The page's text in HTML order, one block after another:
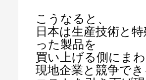
こうなると、
日本は生産技術と
った製品を
買い上げる側にま
現地企業と競争で